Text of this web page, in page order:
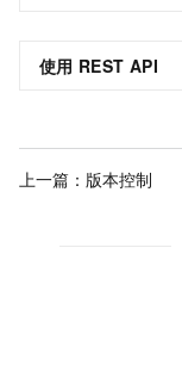
使用 REST API
上一篇： 版本控制